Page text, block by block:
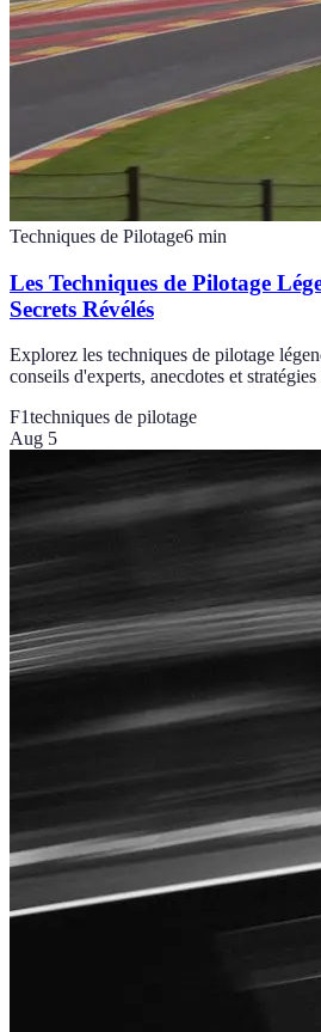
Techniques de Pilotage6 min
Les Techniques de Pilotage
Secrets Révélés
Explorez les techniques de pilotage
conseils d'experts, anecdotes et
F1techniques de pilotage
Aug 5